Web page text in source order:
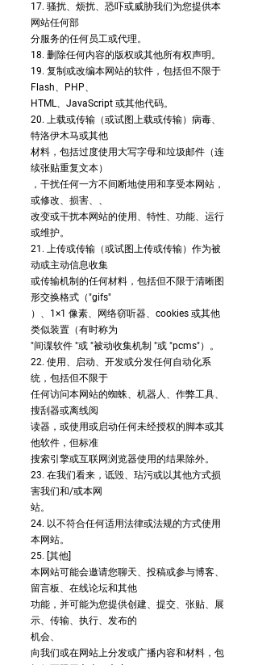
17. 骚扰、烦扰、恐吓或威胁我们为您提供本
网站任何部
分服务的任何员工或代理。
18. 删除任何内容的版权或其他所有权声明。
19. 复制或改编本网站的软件，包括但不限于
Flash、PHP、
HTML、JavaScript 或其他代码。
20. 上载或传输（或试图上载或传输）病毒、
特洛伊木马或其他
材料，包括过度使用大写字母和垃圾邮件（连
续张贴重复文本）
，干扰任何一方不间断地使用和享受本网站，
或修改、损害、、
改变或干扰本网站的使用、特性、功能、运行
或维护。
21. 上传或传输（或试图上传或传输）作为被
动或主动信息收集
或传输机制的任何材料，包括但不限于清晰图
形交换格式（"gifs"
）、1×1 像素、网络窃听器、cookies 或其他
类似装置（有时称为
"间谍软件 "或 "被动收集机制 "或 "pcms"）。
22. 使用、启动、开发或分发任何自动化系
统，包括但不限于
任何访问本网站的蜘蛛、机器人、作弊工具、
搜刮器或离线阅
读器，或使用或启动任何未经授权的脚本或其
他软件，但标准
搜索引擎或互联网浏览器使用的结果除外。
23. 在我们看来，诋毁、玷污或以其他方式损
害我们和/或本网
站。
24. 以不符合任何适用法律或法规的方式使用
本网站。
25. [其他]
本网站可能会邀请您聊天、投稿或参与博客、
留言板、在线论坛和其他
功能，并可能为您提供创建、提交、张贴、展
示、传输、执行、发布的
机会、
向我们或在网站上分发或广播内容和材料，包